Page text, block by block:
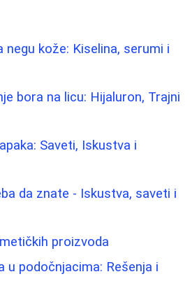
negu kože: Kiselina, serumi i
bora na licu: Hijaluron, Trajni
Saveti, Iskustva i
da znate - Iskustva, saveti i
proizvoda
u podočnjacima: Rešenja i